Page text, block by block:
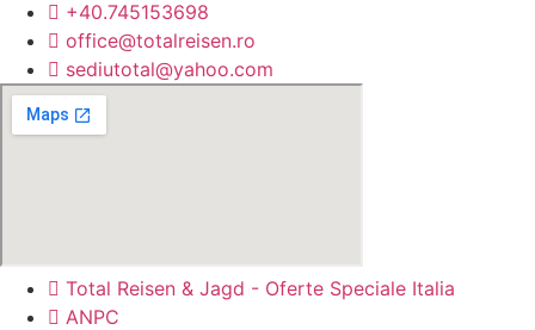
+40.745153698
office@totalreisen.ro
sediutotal@yahoo.com
Total Reisen & Jagd - Oferte Speciale Italia
ANPC